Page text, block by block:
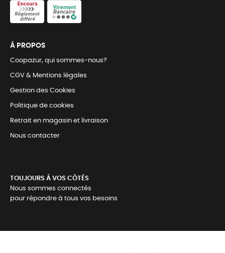
Á PROPOS
Coopazur, qui sommes-nous?
CGV & Mentions légales
Gestion des Cookies
Politique de cookies
Retrait en magasin et livraison
Nous contacter
TOUJOURS Á VOS CÔTÉS
Nous sommes connectés
pour répondre à tous vos besoins